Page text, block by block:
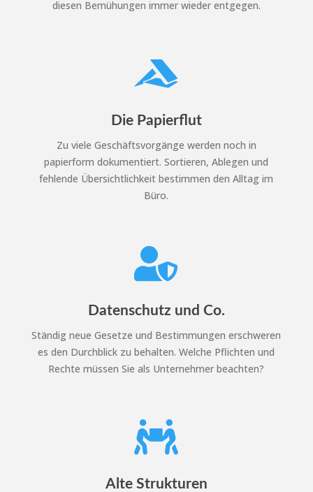
diesen Bemühungen immer wieder entgegen.

Die Papierflut
Zu viele Geschäftsvorgänge werden noch in
papierform dokumentiert. Sortieren, Ablegen und
fehlende Übersichtlichkeit bestimmen den Alltag im
Büro.

Datenschutz und Co.
Ständig neue Gesetze und Bestimmungen erschweren
es den Durchblick zu behalten. Welche Pflichten und
Rechte müssen Sie als Unternehmer beachten?

Alte Strukturen